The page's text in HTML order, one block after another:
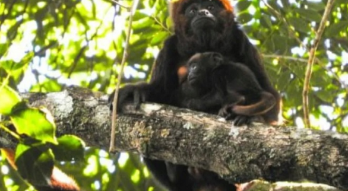
Segunda
Túnel do
Universo